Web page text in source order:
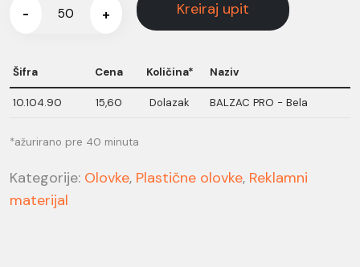
- + Kreiraj upit
Šifra Cena Količina* Naziv
10.104.90 15,60 Dolazak BALZAC PRO - Bela
*ažurirano pre 40 minuta
Kategorije: Olovke, Plastične olovke, Reklamni
materijal